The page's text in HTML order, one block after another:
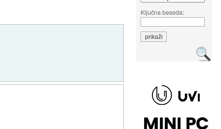
Ključna beseda: